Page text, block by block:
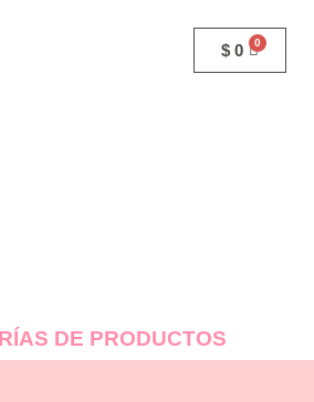
$ 0
DE PRODUCTOS